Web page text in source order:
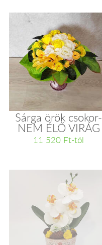
Sárga örök csokor-
NEM ÉLŐ VIRÁG
11 520 Ft-tól